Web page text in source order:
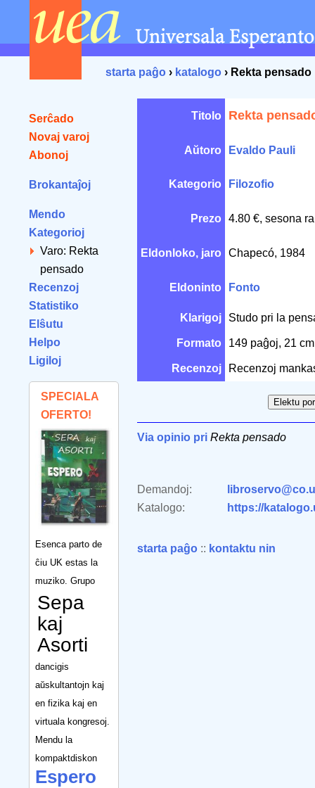
starta paĝo › katalogo › Rekta pensado
Serĉado
Novaj varoj
Abonoj
Brokantaĵoj
Mendo
Kategorioj
Varo: Rekta
pensado
Recenzoj
Statistiko
Elŝutu
Helpo
Ligiloj
SPECIALA
OFERTO!
Esenca parto de
ĉiu UK estas la
muziko. Grupo
Sepa
kaj
Asorti
dancigis
aŭskultantojn kaj
en fizika kaj en
virtuala kongresoj.
Mendu la
kompaktdiskon
Espero
Titolo Rekta
Aŭtoro Evaldo Pauli
Kategorio Filozofio
Prezo 4.80 €, sesona
Eldonloko, jaro Chapecó, 1984
Eldoninto Fonto
Klarigoj Studo pri la
Formato 149 paĝoj, 21
Recenzoj Recenzoj
Via opinio pri Rekta pensado
Demandoj:
Katalogo:
https://
starta paĝo :: kontaktu nin